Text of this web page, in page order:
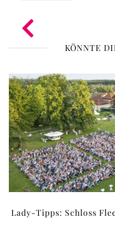
KÖNNTE
Lady-Tipps: Schloss